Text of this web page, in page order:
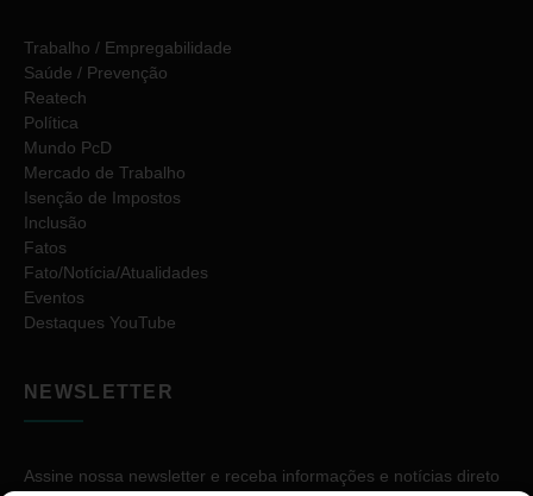
Trabalho / Empregabilidade
Saúde / Prevenção
Reatech
Política
Mundo PcD
Mercado de Trabalho
Isenção de Impostos
Inclusão
Fatos
Fato/Notícia/Atualidades
Eventos
Destaques YouTube
NEWSLETTER
Assine nossa newsletter e receba informações e notícias direto